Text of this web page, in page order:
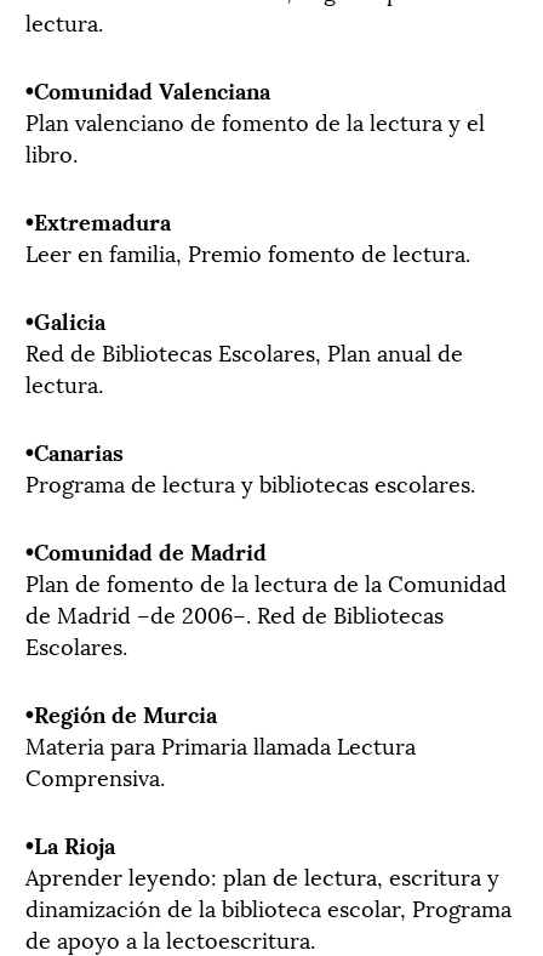
lectura.
­­­•Comunidad Valenciana
Plan valenciano de fomento de la lectura y el
libro.
­­­•Extremadura
Leer en familia, Premio fomento de lectura.
­­­•Galicia
Red de Bibliotecas Escolares, Plan anual de
lectura.
­­­•Canarias
Programa de lectura y bibliotecas escolares.
•Comunidad de Madrid
Plan de fomento de la lectura de la Comunidad
de Madrid –de 2006–. Red de Bibliotecas
Escolares.
­­­•Región de Murcia
Materia para Primaria llamada Lectura
Comprensiva.
­­•La Rioja
Aprender leyendo: plan de lectura, escritura y
dinamización de la biblioteca escolar, Programa
de apoyo a la lectoescritura.